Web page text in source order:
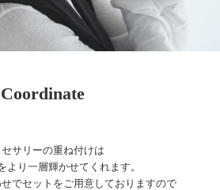
Coordinate
セサリーの重ね付けは
より一層輝かせてくれます。
でセットをご用意しておりますので